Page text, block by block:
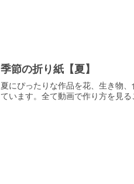
季節の折り紙【夏】
夏にぴったりな作品を花、生き物
ています。全て動画で作り方を見る